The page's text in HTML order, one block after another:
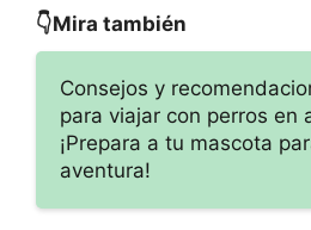
👇Mira también
Consejos y
para viajar con perros en
¡Prepara a tu mascota
aventura!